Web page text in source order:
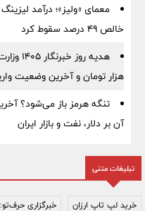
خالص ۴۹ درصد سقوط کرد
هزار تومان و آخرین وضعیت
تنگه هرمز باز می‌شود؟
آن بر دلار، نفت و بازار ایران
تبلیغات متنی
خرید لپ تاپ ارزان خبرگزاری